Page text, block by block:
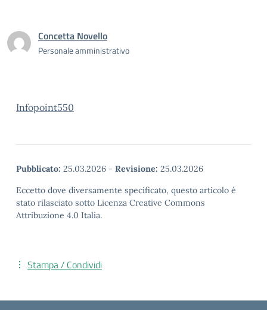
Concetta Novello
Personale amministrativo
Infopoint550
Pubblicato: 25.03.2026 - Revisione: 25.03.2026
Eccetto dove diversamente specificato, questo articolo è
stato rilasciato sotto Licenza Creative Commons
Attribuzione 4.0 Italia.
Stampa / Condividi